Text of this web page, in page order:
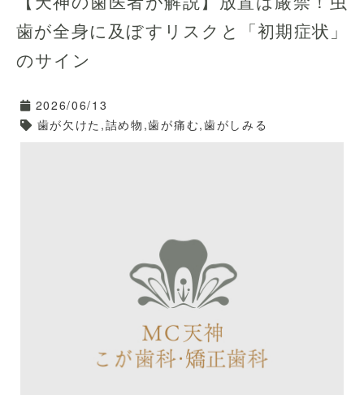
がって露出した「象牙質（ぞうげしつ）」はエナメル質
の4分の1以下の硬さしかなく、非常に酸に弱いです。
特に30代以降は、歯の根元にできる「根面虫歯」の有病
率が上がります。
もブラッシングが届きにくく、虫歯になりやすい危険地
帯です。
虫歯を防ぐには、歯磨きだけでなく「食習慣の見直し」
や「唾液を増やすこと」、そして「届きにくい場所のピ
ンポイントケア」が必要です。
当院では、患者様一人ひとりのお口の環境に合わせた予
防アドバイスを行っています。
「最近虫歯ができやすくて…」とお悩みなら、ぜひ天神
の「MC天神こが歯科」にお気軽にご相談ください☺️✨
歯が全身に及ぼすリスクと「初期症状」
のサイン
2026/06/13
歯が欠けた,詰め物,歯が痛む,歯がしみる